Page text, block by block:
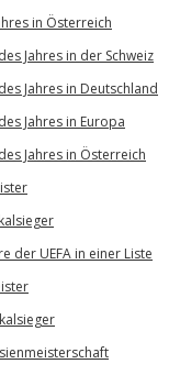
in Österreich
Jahres in der Schweiz
Jahres in Deutschland
Jahres in Europa
Jahres in Österreich
der UEFA in einer Liste